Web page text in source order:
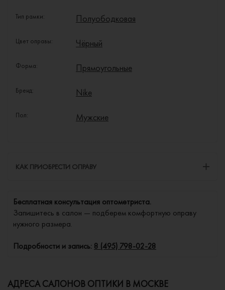
Тип рамки: Полуободковая
Цвет оправы: Чёрный
Форма: Прямоугольные
Бренд: Nike
Пол: Мужские
КАК ПРИОБРЕСТИ ОПРАВУ
Бесплатная консультация оптометриста.
Запишитесь в салон — подберем комфортную оправу
нужного размера.
Подробности и запись: 8 (495) 798-02-28
АДРЕСА САЛОНОВ ОПТИКИ В МОСКВЕ